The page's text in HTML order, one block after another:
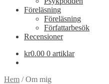
Föreläsning
Föreläsning
Författarbesök
Recensioner
kr0.00 0 artiklar
Hem /Om mig